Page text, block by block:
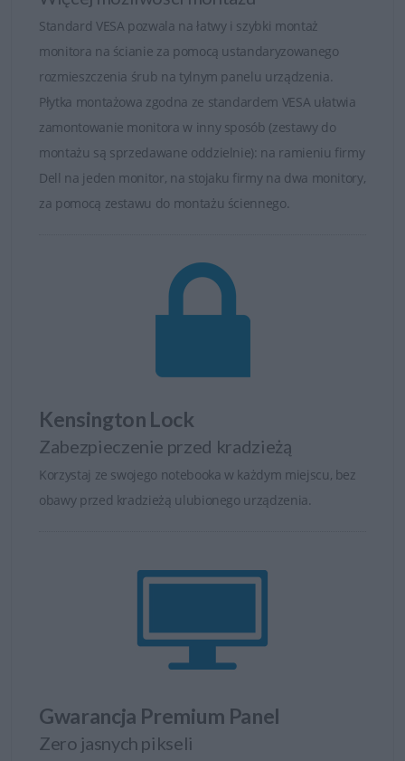
Monitory Alienware – stwórz przewagę, poczuj różnicę
Standard VESA pozwala na łatwy i szybki montaż
monitora na ścianie za pomocą ustandaryzowanego
rozmieszczenia śrub na tylnym panelu urządzenia.
Płytka montażowa zgodna ze standardem VESA ułatwia
zamontowanie monitora w inny sposób (zestawy do
montażu są sprzedawane oddzielnie): na ramieniu firmy
Dell na jeden monitor, na stojaku firmy na dwa monitory,
za pomocą zestawu do montażu ściennego.
Kensington Lock
Zabezpieczenie przed kradzieżą
Korzystaj ze swojego notebooka w każdym miejscu, bez
obawy przed kradzieżą ulubionego urządzenia.
Gwarancja Premium Panel
Zero jasnych pikseli